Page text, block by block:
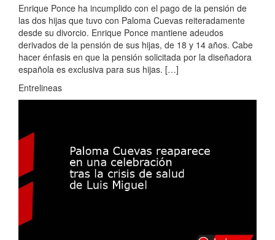
Enrique Ponce ha incumplido con el pago de la pensión de
las dos hijas que tuvo con Paloma Cuevas reiteradamente
desde su divorcio. Enrique Ponce mantiene adeudos
derivados de la pensión de sus hijas, de 18 y 14 años. Cabe
hacer énfasis en que la pensión solicitada por la diseñadora
española es exclusiva para sus hijas. […]
Entrelineas